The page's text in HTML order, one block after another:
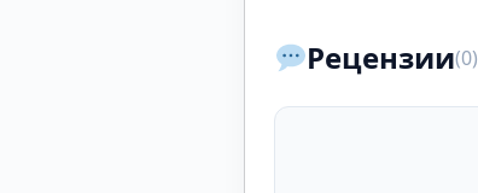
Рецензии(0)